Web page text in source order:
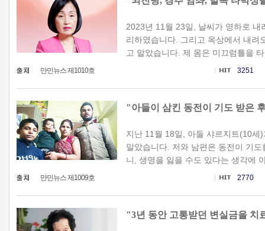
2023년 11월 23일, 날씨가 영하로
리하였습니다. 그리고 옥상에서 내려
고 말았습니다. 제 몸은 미끄럼틀을
만민뉴스 제1010호 3251
"아들이 삼킨 동전이 기도 받은
지난 11월 18일, 아들 샤르지트(10세
말았습니다. 저와 남편은 동전이 기
니, 생명을 잃을 수도 있다는 생각에
만민뉴스 제1009호 2770
"3년 동안 고통받던 변실금을 치